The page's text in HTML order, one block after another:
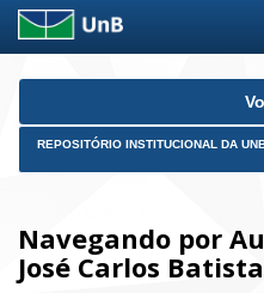
Skip
REPOSITÓRIO INSTITUCIONAL DA
Navegando por
José Carlos Batista